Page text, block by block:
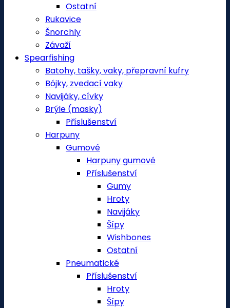
Ostatní
Rukavice
Šnorchly
Závaží
Spearfishing
Batohy, tašky, vaky, přepravní kufry
Bójky, zvedací vaky
Navijáky, cívky
Brýle (masky)
Příslušenství
Harpuny
Gumové
Harpuny gumové
Příslušenství
Gumy
Hroty
Navijáky
Šípy
Wishbones
Ostatní
Pneumatické
Příslušenství
Hroty
Šípy